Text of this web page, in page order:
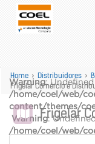
Warning:
/home/coel/web/
content/themes/
Warning:
/home/coel/web/
Home > Distribuidores >
Frigelar Comércio e
Frigelar